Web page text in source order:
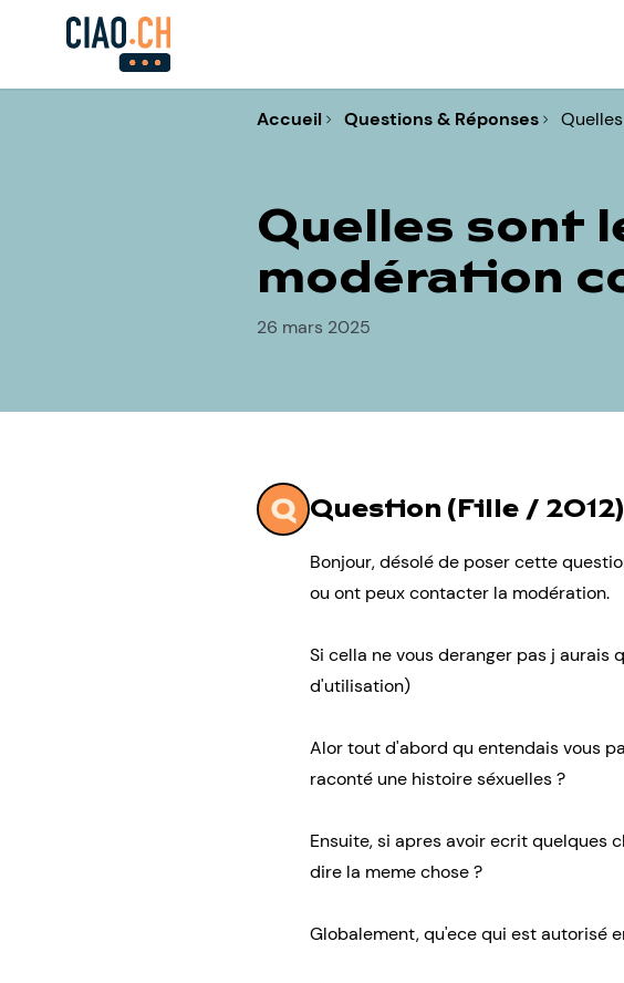
Accueil Questions & Réponses
Quelles sont
modération
26 mars 2025
Question (Fille / 2012)
Bonjour, désolé de poser cette
ou ont peux contacter la modération.
Si cella ne vous deranger pas j
d'utilisation)
Alor tout d'abord qu entendais vous
raconté une histoire séxuelles ?
Ensuite, si apres avoir ecrit quelques
dire la meme chose ?
Globalement, qu'ece qui est autorisé